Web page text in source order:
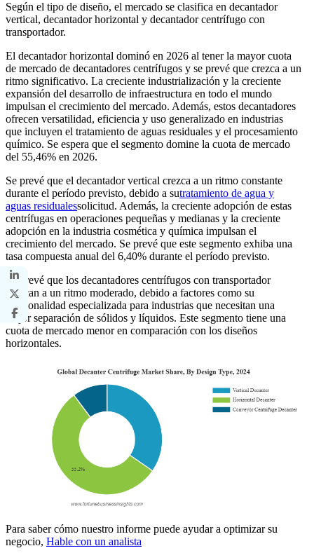
Según el tipo de diseño, el mercado se clasifica en decantador
vertical, decantador horizontal y decantador centrífugo con
transportador.
El decantador horizontal dominó en 2026 al tener la mayor cuota
de mercado de decantadores centrífugos y se prevé que crezca a un
ritmo significativo. La creciente industrialización y la creciente
expansión del desarrollo de infraestructura en todo el mundo
impulsan el crecimiento del mercado. Además, estos decantadores
ofrecen versatilidad, eficiencia y uso generalizado en industrias
que incluyen el tratamiento de aguas residuales y el procesamiento
químico. Se espera que el segmento domine la cuota de mercado
del 55,46% en 2026.
Se prevé que el decantador vertical crezca a un ritmo constante
durante el período previsto, debido a sutratamiento de agua y
aguas residualessolicitud. Además, la creciente adopción de estas
centrífugas en operaciones pequeñas y medianas y la creciente
adopción en la industria cosmética y química impulsan el
crecimiento del mercado. Se prevé que este segmento exhiba una
tasa compuesta anual del 6,40% durante el período previsto.
Se prevé que los decantadores centrífugos con transportador
crezcan a un ritmo moderado, debido a factores como su
funcionalidad especializada para industrias que necesitan una
mejor separación de sólidos y líquidos. Este segmento tiene una
cuota de mercado menor en comparación con los diseños
horizontales.
Para saber cómo nuestro informe puede ayudar a optimizar su
negocio, Hable con un analista